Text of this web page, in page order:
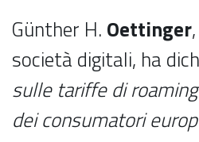
Günther H. Oettinger
società digitali, ha
sulle tariffe di
dei consumatori